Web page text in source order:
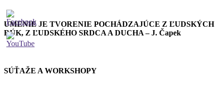
UMENIE JE TVORENIE POCHÁDZAJÚCE Z ĽUDSKÝCH
RÚK, Z ĽUDSKÉHO SRDCA A DUCHA – J. Čapek
SÚŤAŽE A WORKSHOPY